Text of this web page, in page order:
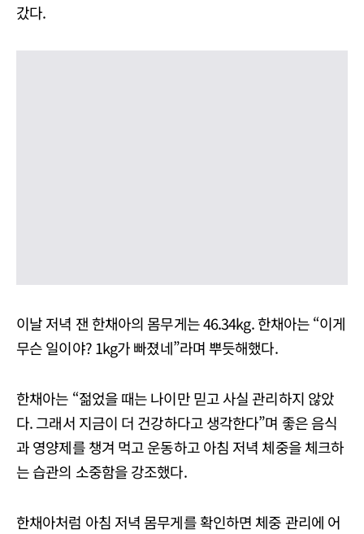
갔다.
이날 저녁 잰 한채아의 몸무게는 46.34kg. 한채아는 “이게
무슨 일이야? 1kg가 빠졌네”라며 뿌듯해했다.
한채아는 “젊었을 때는 나이만 믿고 사실 관리하지 않았
다. 그래서 지금이 더 건강하다고 생각한다”며 좋은 음식
과 영양제를 챙겨 먹고 운동하고 아침 저녁 체중을 체크하
는 습관의 소중함을 강조했다.
한채아처럼 아침 저녁 몸무게를 확인하면 체중 관리에 어